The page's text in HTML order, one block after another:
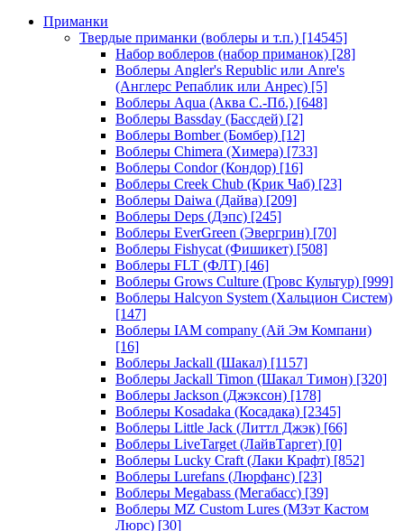
Приманки
Твердые приманки (воблеры и т.п.) [14545]
Набор воблеров (набор приманок) [28]
Воблеры Angler's Republic или Anre's
(Англерс Репаблик или Анрес) [5]
Воблеры Aqua (Аква С.-Пб.) [648]
Воблеры Bassday (Бассдей) [2]
Воблеры Bomber (Бомбер) [12]
Воблеры Chimera (Химера) [733]
Воблеры Condor (Кондор) [16]
Воблеры Creek Chub (Крик Чаб) [23]
Воблеры Daiwa (Дайва) [209]
Воблеры Deps (Дэпс) [245]
Воблеры EverGreen (Эвергрин) [70]
Воблеры Fishycat (Фишикет) [508]
Воблеры FLT (ФЛТ) [46]
Воблеры Grows Culture (Гровс Культур) [999]
Воблеры Halcyon System (Хальцион Систем)
[147]
Воблеры IAM company (Ай Эм Компани)
[16]
Воблеры Jackall (Шакал) [1157]
Воблеры Jackall Timon (Шакал Тимон) [320]
Воблеры Jackson (Джэксон) [178]
Воблеры Kosadaka (Косадака) [2345]
Воблеры Little Jack (Литтл Джэк) [66]
Воблеры LiveTarget (ЛайвТаргет) [0]
Воблеры Lucky Craft (Лаки Крафт) [852]
Воблеры Lurefans (Люрфанс) [23]
Воблеры Megabass (Мегабасс) [39]
Воблеры MZ Custom Lures (МЗэт Кастом
Люрс) [30]